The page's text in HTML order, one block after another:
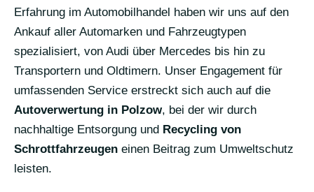
Erfahrung im Automobilhandel haben wir uns auf den
Ankauf aller Automarken und Fahrzeugtypen
spezialisiert, von Audi über Mercedes bis hin zu
Transportern und Oldtimern. Unser Engagement für
umfassenden Service erstreckt sich auch auf die
Autoverwertung in Polzow, bei der wir durch
nachhaltige Entsorgung und Recycling von
Schrottfahrzeugen einen Beitrag zum Umweltschutz
leisten.